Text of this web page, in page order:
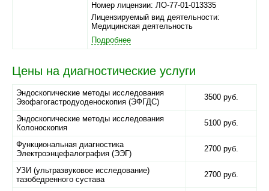
Номер лицензии: ЛО-77-01-013335
Лицензируемый вид деятельности:
Медицинская деятельность
Подробнее
Цены на диагностические услуги
Эндоскопические методы исследования
Эзофагогастродуоденоскопия (ЭФГДС)
3500 руб.
Эндоскопические методы исследования
Колоноскопия
5100 руб.
Функциональная диагностика
Электроэнцефалография (ЭЭГ)
2700 руб.
УЗИ (ультразвуковое исследование)
тазобедренного сустава
2700 руб.